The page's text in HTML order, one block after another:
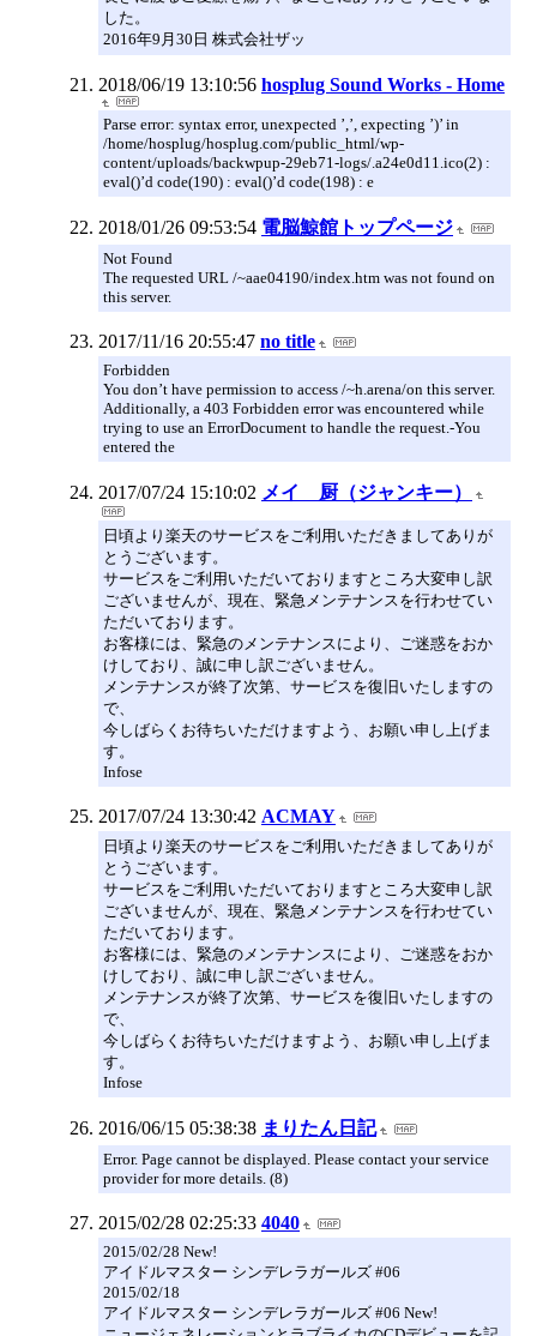
した。
2016年9月30日 株式会社ザッ
2018/06/19 13:10:56 hosplug Sound Works - Home
Parse error: syntax error, unexpected ’,’, expecting ’)’ in
/home/hosplug/hosplug.com/public_html/wp-
content/uploads/backwpup-29eb71-logs/.a24e0d11.ico(2) :
eval()’d code(190) : eval()’d code(198) : e
2018/01/26 09:53:54 電脳鯨館トップページ
Not Found
The requested URL /~aae04190/index.htm was not found on
this server.
2017/11/16 20:55:47 no title
Forbidden
You don’t have permission to access /~h.arena/on this server.
Additionally, a 403 Forbidden error was encountered while
trying to use an ErrorDocument to handle the request.-You
entered the
2017/07/24 15:10:02 メイ 厨（ジャンキー）
日頃より楽天のサービスをご利用いただきましてありが
とうございます。
サービスをご利用いただいておりますところ大変申し訳
ございませんが、現在、緊急メンテナンスを行わせてい
ただいております。
お客様には、緊急のメンテナンスにより、ご迷惑をおか
けしており、誠に申し訳ございません。
メンテナンスが終了次第、サービスを復旧いたしますの
で、
今しばらくお待ちいただけますよう、お願い申し上げま
す。
Infose
2017/07/24 13:30:42 ACMAY
日頃より楽天のサービスをご利用いただきましてありが
とうございます。
サービスをご利用いただいておりますところ大変申し訳
ございませんが、現在、緊急メンテナンスを行わせてい
ただいております。
お客様には、緊急のメンテナンスにより、ご迷惑をおか
けしており、誠に申し訳ございません。
メンテナンスが終了次第、サービスを復旧いたしますの
で、
今しばらくお待ちいただけますよう、お願い申し上げま
す。
Infose
2016/06/15 05:38:38 まりたん日記
Error. Page cannot be displayed. Please contact your service
provider for more details. (8)
2015/02/28 02:25:33 4040
2015/02/28 New!
アイドルマスター シンデレラガールズ #06
2015/02/18
アイドルマスター シンデレラガールズ #06 New!